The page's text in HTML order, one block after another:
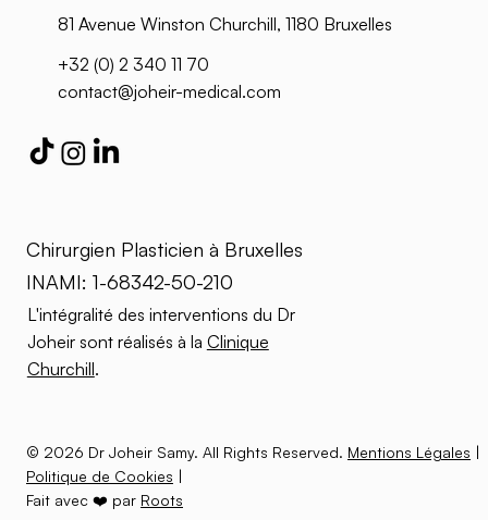
81 Avenue Winston Churchill, 1180 Bruxelles
+32 (0) 2 340 11 70
contact@joheir-medical.com
© 2026 Dr Joheir Samy. All Rights Reserved. Mentions Légales |
Politique de Cookies |
Fait avec ❤️ par Roots
Chirurgien Plasticien à Bruxelles
INAMI: 1-68342-50-210
L'intégralité des interventions du Dr
Joheir sont réalisés à la Clinique
Churchill.